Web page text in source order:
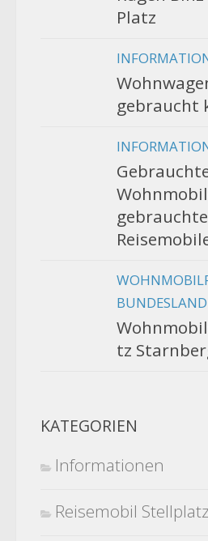
Platz
gebraucht
gebrauchte
tz
KATEGORIEN
Informationen
Reisemobil